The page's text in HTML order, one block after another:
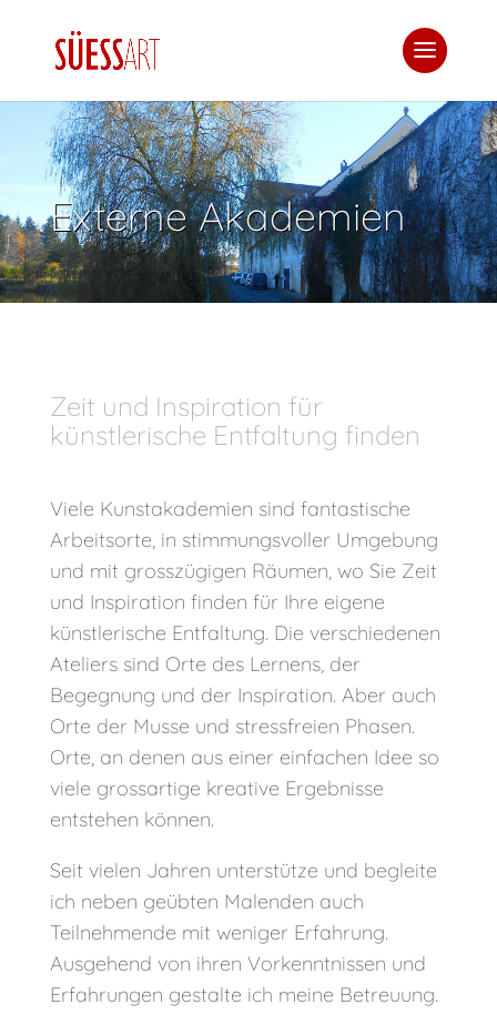
Externe Akademien
Zeit und Inspiration für
künstlerische Entfaltung finden
Viele Kunstakademien sind fantastische
Arbeitsorte, in stimmungsvoller Umgebung
und mit grosszügigen Räumen, wo Sie Zeit
und Inspiration finden für Ihre eigene
künstlerische Entfaltung. Die verschiedenen
Ateliers sind Orte des Lernens, der
Begegnung und der Inspiration. Aber auch
Orte der Musse und stressfreien Phasen.
Orte, an denen aus einer einfachen Idee so
viele grossartige kreative Ergebnisse
entstehen können.
Seit vielen Jahren unterstütze und begleite
ich neben geübten Malenden auch
Teilnehmende mit weniger Erfahrung.
Ausgehend von ihren Vorkenntnissen und
Erfahrungen gestalte ich meine Betreuung.